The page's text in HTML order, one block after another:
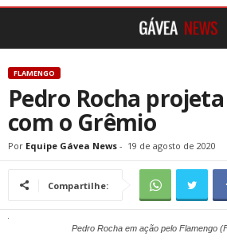
FLAMENGO
Pedro Rocha
com o Grêmio
Por Equipe Gávea News - 19 de agosto de 2020
Compartilhe:
Pedro Rocha em ação pelo Flamengo